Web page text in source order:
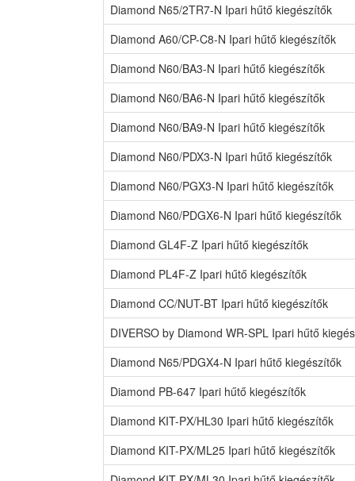
Diamond N65/2TR7-N Ipari hűtő kiegészítők
Diamond A60/CP-C8-N Ipari hűtő kiegészítők
Diamond N60/BA3-N Ipari hűtő kiegészítők
Diamond N60/BA6-N Ipari hűtő kiegészítők
Diamond N60/BA9-N Ipari hűtő kiegészítők
Diamond N60/PDX3-N Ipari hűtő kiegészítők
Diamond N60/PGX3-N Ipari hűtő kiegészítők
Diamond N60/PDGX6-N Ipari hűtő kiegészítők
Diamond GL4F-Z Ipari hűtő kiegészítők
Diamond PL4F-Z Ipari hűtő kiegészítők
Diamond CC/NUT-BT Ipari hűtő kiegészítők
DIVERSO by Diamond WR-SPL Ipari hűtő
Diamond N65/PDGX4-N Ipari hűtő kiegészítők
Diamond PB-647 Ipari hűtő kiegészítők
Diamond KIT-PX/HL30 Ipari hűtő kiegészítők
Diamond KIT-PX/ML25 Ipari hűtő kiegészítők